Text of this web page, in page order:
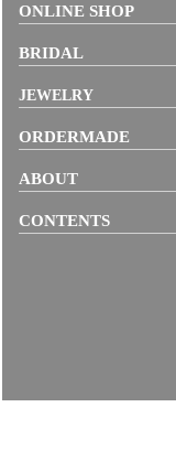
ONLINE SHOP
BRIDAL
JEWELRY
ORDERMADE
ABOUT
CONTENTS